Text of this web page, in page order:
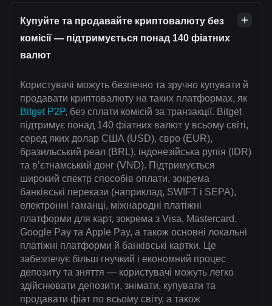
Купуйте та продавайте криптовалюту без
комісії — підтримується понад 140 фіатних
валют
Користувачі можуть безпечно та зручно купувати й
продавати криптовалюту на таких платформах, як
Bitget P2P, без сплати комісій за транзакції. Bitget
підтримує понад 140 фіатних валют у всьому світі,
серед яких долар США (USD), євро (EUR),
бразильський реал (BRL), індонезійська рупія (IDR)
та в’єтнамський донг (VND). Підтримується
широкий спектр способів оплати, зокрема
банківські перекази (наприклад, SWIFT і SEPA),
електронні гаманці, міжнародні платіжні
платформи для карт, зокрема з Visa, Mastercard,
Google Pay та Apple Pay, а також основні локальні
платіжні платформи й банківські картки. Це
забезпечує більш гнучкий і економний процес
депозиту та зняття — користувачі можуть легко
здійснювати депозити, знімати, купувати та
продавати фіат по всьому світу, а також